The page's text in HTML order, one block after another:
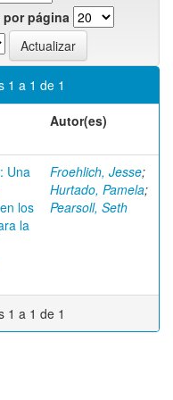
página
1 a 1 de 1
Autor(es)
Una
los
la
Froehlich, Jesse;
Hurtado, Pamela;
Pearsoll, Seth
1 a 1 de 1